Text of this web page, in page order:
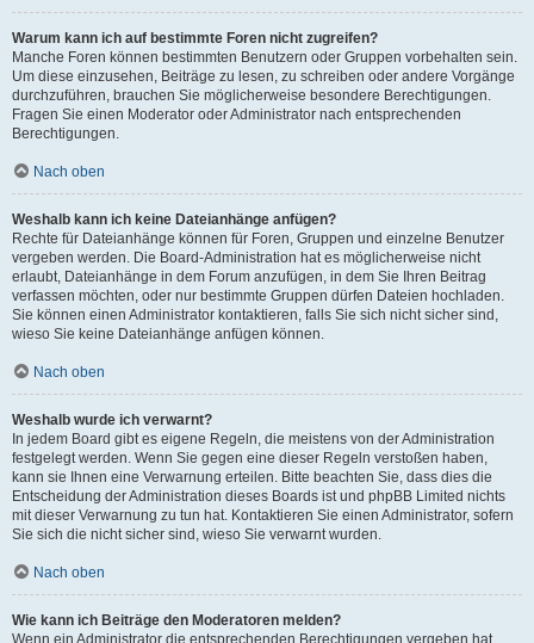
Warum kann ich auf bestimmte Foren nicht zugreifen?
Manche Foren können bestimmten Benutzern oder Gruppen vorbehalten sein.
Um diese einzusehen, Beiträge zu lesen, zu schreiben oder andere Vorgänge
durchzuführen, brauchen Sie möglicherweise besondere Berechtigungen.
Fragen Sie einen Moderator oder Administrator nach entsprechenden
Berechtigungen.
Nach oben
Weshalb kann ich keine Dateianhänge anfügen?
Rechte für Dateianhänge können für Foren, Gruppen und einzelne Benutzer
vergeben werden. Die Board-Administration hat es möglicherweise nicht
erlaubt, Dateianhänge in dem Forum anzufügen, in dem Sie Ihren Beitrag
verfassen möchten, oder nur bestimmte Gruppen dürfen Dateien hochladen.
Sie können einen Administrator kontaktieren, falls Sie sich nicht sicher sind,
wieso Sie keine Dateianhänge anfügen können.
Nach oben
Weshalb wurde ich verwarnt?
In jedem Board gibt es eigene Regeln, die meistens von der Administration
festgelegt werden. Wenn Sie gegen eine dieser Regeln verstoßen haben,
kann sie Ihnen eine Verwarnung erteilen. Bitte beachten Sie, dass dies die
Entscheidung der Administration dieses Boards ist und phpBB Limited nichts
mit dieser Verwarnung zu tun hat. Kontaktieren Sie einen Administrator, sofern
Sie sich die nicht sicher sind, wieso Sie verwarnt wurden.
Nach oben
Wie kann ich Beiträge den Moderatoren melden?
Wenn ein Administrator die entsprechenden Berechtigungen vergeben hat,